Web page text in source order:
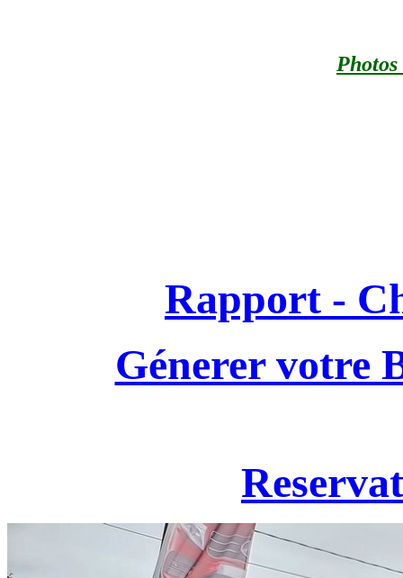
Rapport -
Génerer votre